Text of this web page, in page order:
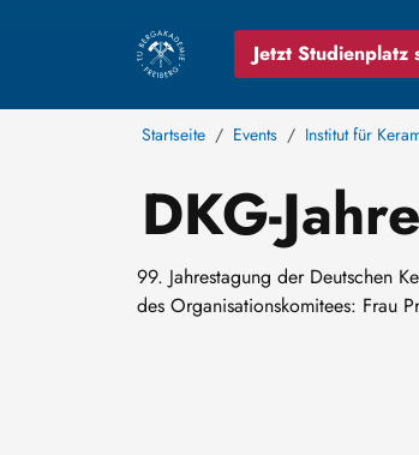
Jetzt Studienplatz
Startseite Events Institut für
DKG-
99. Jahrestagung der Deutschen
des Organisationskomitees: Frau